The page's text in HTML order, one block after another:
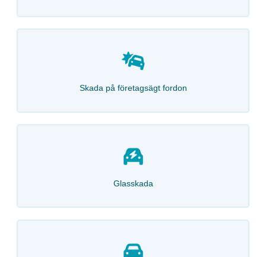
Skada på företagsägt fordon
Glasskada